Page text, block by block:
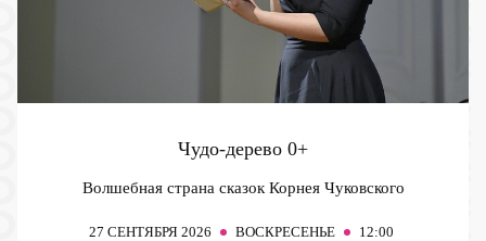
Чудо-дерево 0+
Волшебная страна сказок Корнея Чуковского
27 СЕНТЯБРЯ 2026 ВОСКРЕСЕНЬЕ 12:00